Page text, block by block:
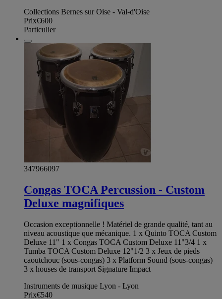
Collections Bernes sur Oise - Val-d'Oise
Prix€600
Particulier
347966097
Congas TOCA Percussion - Custom
Deluxe magnifiques
Occasion exceptionnelle ! Matériel de grande qualité, tant au
niveau acoustique que mécanique. 1 x Quinto TOCA Custom
Deluxe 11" 1 x Congas TOCA Custom Deluxe 11"3/4 1 x
Tumba TOCA Custom Deluxe 12"1/2 3 x Jeux de pieds
caoutchouc (sous-congas) 3 x Platform Sound (sous-congas)
3 x houses de transport Signature Impact
Instruments de musique Lyon - Lyon
Prix€540